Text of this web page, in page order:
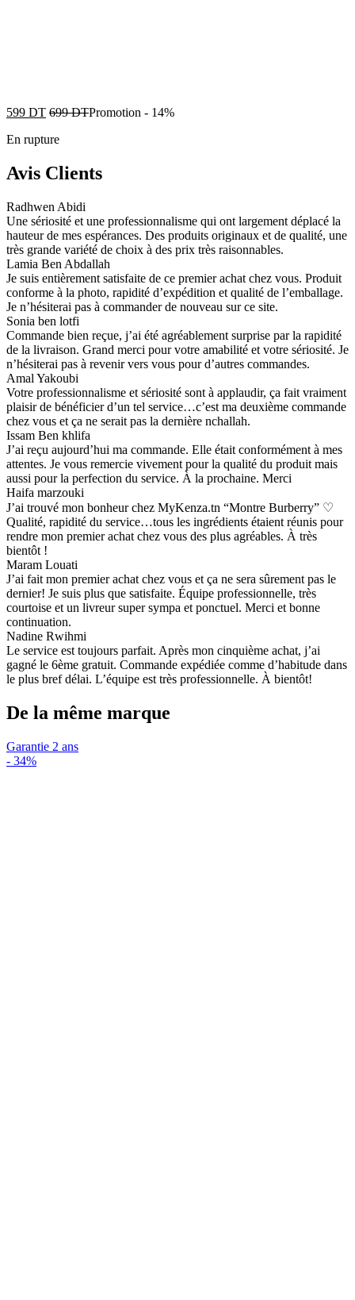
599 DT 699DTPromotion - 14%
En rupture
Avis Clients
Radhwen Abidi
Une sériosité et une professionnalisme qui ont largement déplacé la
hauteur de mes espérances. Des produits originaux et de qualité, une
très grande variété de choix à des prix très raisonnables.
Lamia Ben Abdallah
Je suis entièrement satisfaite de ce premier achat chez vous. Produit
conforme à la photo, rapidité d’expédition et qualité de l’emballage.
Je n’hésiterai pas à commander de nouveau sur ce site.
Sonia ben lotfi
Commande bien reçue, j’ai été agréablement surprise par la rapidité
de la livraison. Grand merci pour votre amabilité et votre sériosité. Je
n’hésiterai pas à revenir vers vous pour d’autres commandes.
Amal Yakoubi
Votre professionnalisme et sériosité sont à applaudir, ça fait vraiment
plaisir de bénéficier d’un tel service…c’est ma deuxième commande
chez vous et ça ne serait pas la dernière nchallah.
Issam Ben khlifa
J’ai reçu aujourd’hui ma commande. Elle était conformément à mes
attentes. Je vous remercie vivement pour la qualité du produit mais
aussi pour la perfection du service. À la prochaine. Merci
Haifa marzouki
J’ai trouvé mon bonheur chez MyKenza.tn “Montre Burberry” ♡
Qualité, rapidité du service…tous les ingrédients étaient réunis pour
rendre mon premier achat chez vous des plus agréables. À très
bientôt !
Maram Louati
J’ai fait mon premier achat chez vous et ça ne sera sûrement pas le
dernier! Je suis plus que satisfaite. Équipe professionnelle, très
courtoise et un livreur super sympa et ponctuel. Merci et bonne
continuation.
Nadine Rwihmi
Le service est toujours parfait. Après mon cinquième achat, j’ai
gagné le 6ème gratuit. Commande expédiée comme d’habitude dans
le plus bref délai. L’équipe est très professionnelle. À bientôt!
De la même marque
Garantie 2 ans
- 34%